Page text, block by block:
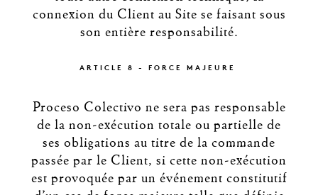
connexion du Client au Site se faisant sous
son entière responsabilité.
ARTICLE 8 - FORCE MAJEURE
Proceso Colectivo ne sera pas responsable
de la non-exécution totale ou partielle de
ses obligations au titre de la commande
passée par le Client, si cette non-exécution
est provoquée par un événement constitutif